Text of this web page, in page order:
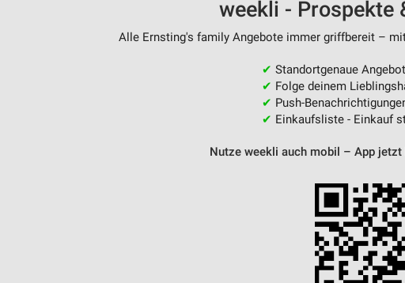
weekli - Prospekte
Alle Ernsting's family Angebote immer griffbereit –
✔ Standortgenaue
✔ Folge deinem
✔ Push-
✔ Einkaufsliste - Einkauf
Nutze weekli auch mobil – App jetzt